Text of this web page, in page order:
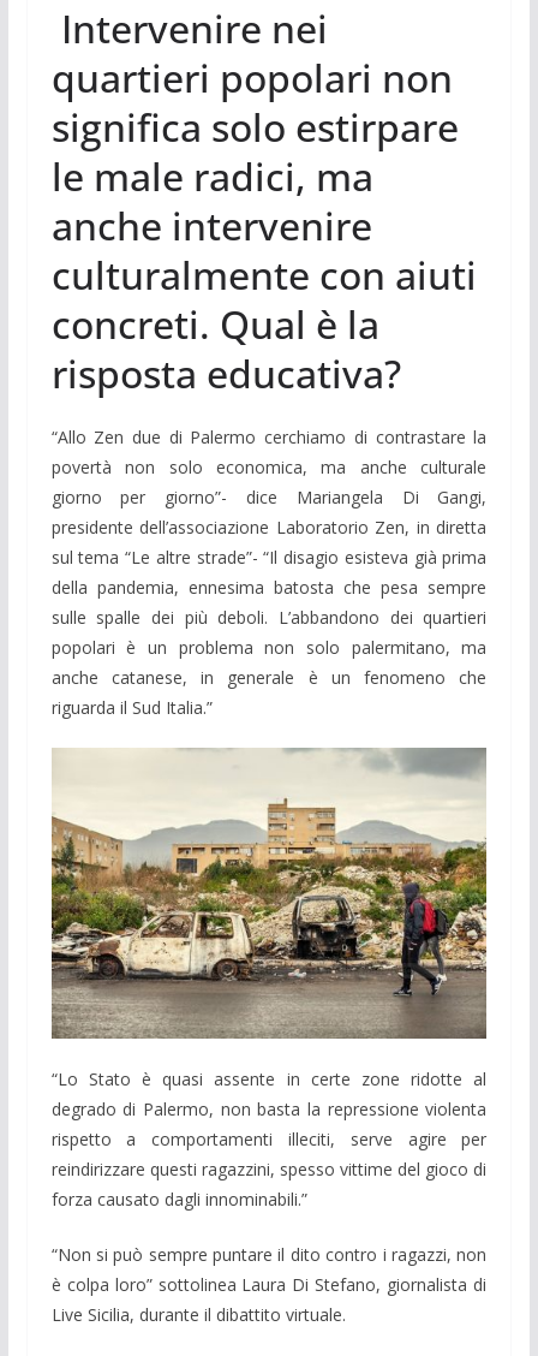
Intervenire nei
quartieri popolari non
significa solo estirpare
le male radici, ma
anche intervenire
culturalmente con aiuti
concreti. Qual è la
risposta educativa?
“Allo Zen due di Palermo cerchiamo di contrastare la
povertà non solo economica, ma anche culturale
giorno per giorno”- dice Mariangela Di Gangi,
presidente dell’associazione Laboratorio Zen, in diretta
sul tema “Le altre strade”- “Il disagio esisteva già prima
della pandemia, ennesima batosta che pesa sempre
sulle spalle dei più deboli. L’abbandono dei quartieri
popolari è un problema non solo palermitano, ma
anche catanese, in generale è un fenomeno che
riguarda il Sud Italia.”
“Lo Stato è quasi assente in certe zone ridotte al
degrado di Palermo, non basta la repressione violenta
rispetto a comportamenti illeciti, serve agire per
reindirizzare questi ragazzini, spesso vittime del gioco di
forza causato dagli innominabili.”
“Non si può sempre puntare il dito contro i ragazzi, non
è colpa loro” sottolinea Laura Di Stefano, giornalista di
Live Sicilia, durante il dibattito virtuale.